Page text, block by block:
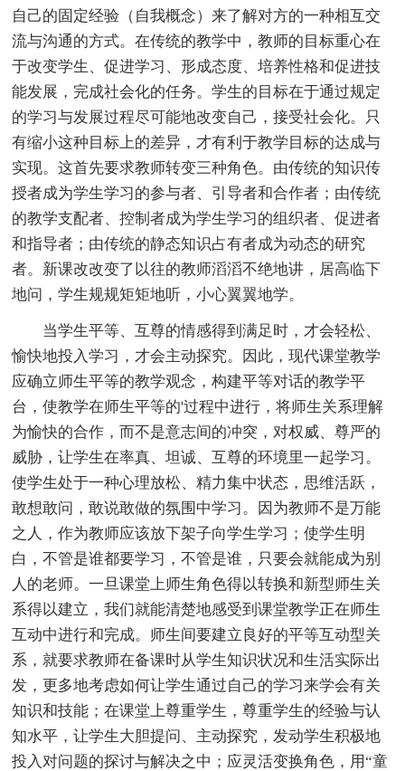
自己的固定经验（自我概念）来了解对方的一种相互交
流与沟通的方式。在传统的教学中，教师的目标重心在
于改变学生、促进学习、形成态度、培养性格和促进技
能发展，完成社会化的任务。学生的目标在于通过规定
的学习与发展过程尽可能地改变自己，接受社会化。只
有缩小这种目标上的差异，才有利于教学目标的达成与
实现。这首先要求教师转变三种角色。由传统的知识传
授者成为学生学习的参与者、引导者和合作者；由传统
的教学支配者、控制者成为学生学习的组织者、促进者
和指导者；由传统的静态知识占有者成为动态的研究
者。新课改改变了以往的教师滔滔不绝地讲，居高临下
地问，学生规规矩矩地听，小心翼翼地学。
当学生平等、互尊的情感得到满足时，才会轻松、
愉快地投入学习，才会主动探究。因此，现代课堂教学
应确立师生平等的教学观念，构建平等对话的教学平
台，使教学在师生平等的'过程中进行，将师生关系理解
为愉快的合作，而不是意志间的冲突，对权威、尊严的
威胁，让学生在率真、坦诚、互尊的环境里一起学习。
使学生处于一种心理放松、精力集中状态，思维活跃，
敢想敢问，敢说敢做的氛围中学习。因为教师不是万能
之人，作为教师应该放下架子向学生学习；使学生明
白，不管是谁都要学习，不管是谁，只要会就能成为别
人的老师。一旦课堂上师生角色得以转换和新型师生关
系得以建立，我们就能清楚地感受到课堂教学正在师生
互动中进行和完成。师生间要建立良好的平等互动型关
系，就要求教师在备课时从学生知识状况和生活实际出
发，更多地考虑如何让学生通过自己的学习来学会有关
知识和技能；在课堂上尊重学生，尊重学生的经验与认
知水平，让学生大胆提问、主动探究，发动学生积极地
投入对问题的探讨与解决之中；应灵活变换角色，用“童